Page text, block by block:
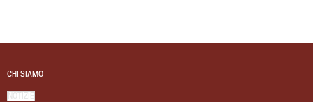
CHI SIAMO
NOTIZIE